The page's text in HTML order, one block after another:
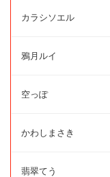
カラシソエル
鴉月ルイ
空っぽ
かわしまさき
翡翠てう